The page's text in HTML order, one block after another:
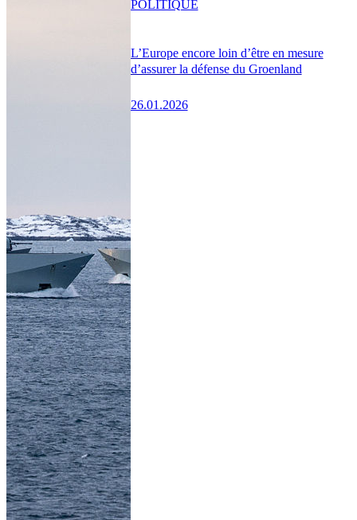
L’Europe encore loin d’être en mesure
d’assurer la défense du Groenland
26.01.2026
POLITIQUE